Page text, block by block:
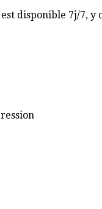
disponible 7j/7,